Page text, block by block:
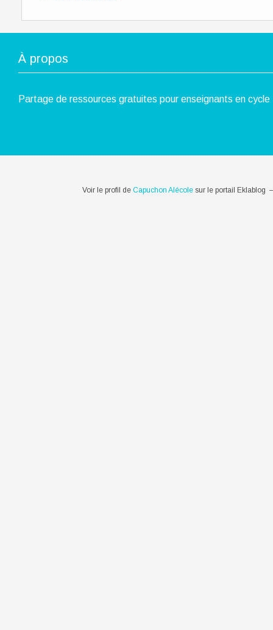
À propos
Partage de ressources gratuites pour enseignants en
Voir le profil de Capuchon Alécolesur le portail Eklablog